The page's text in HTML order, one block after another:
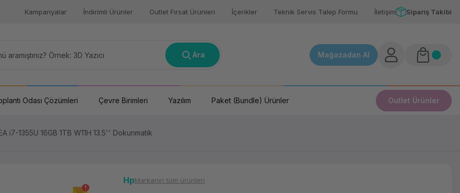
Kampanyalar İndirimli Ürünler Outlet Fırsat Ürünleri İçerikler Teknik Servis Talep Formu İletişim Sipariş Takibi
Ara Mağazadan Al
Odası Çözümleri Çevre Birimleri Yazılım Paket (Bundle) Ürünler Outlet Ürünler
i7-1355U 16GB 1TB W11H 13.5'' Dokunmatik
HpMarkanın tüm ürünleri